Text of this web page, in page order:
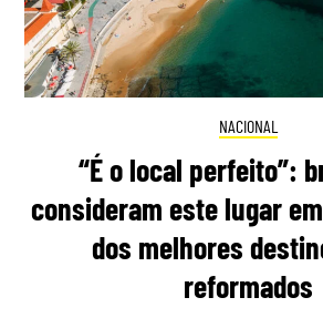
NACIONAL
“É o local perfeito”:
consideram este lugar
dos melhores
reformados